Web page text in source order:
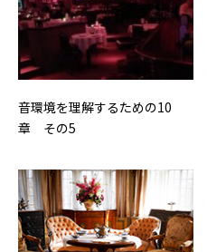
音環境を理解するための10
章 その5